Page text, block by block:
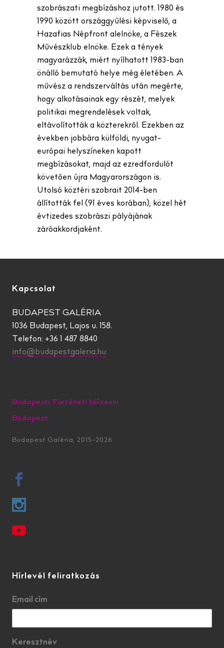
szobrászati megbízáshoz jutott. 1980 és
1990 között országgyűlési képviselő, a
Hazafias Népfront alelnöke, a Fészek
Művészklub elnöke. Ezek a tények
magyarázzák, miért nyílhatott 1983-ban
önálló bemutató helye még életében. A
művész a rendszerváltás után megérte,
hogy alkotásainak egy részét, melyek
politikai megrendelések voltak,
eltávolították a közterekről. Ezekben az
években jobbára külföldi, nyugat-
európai helyszíneken kapott
megbízásokat, majd az ezredfordulót
követően újra Magyarországon is.
Utolsó köztéri szobrait 2014-ben
állították fel (91 éves korában), közel hét
évtizedes szobrászi pályájának
záróakkordjaként.
Kapcsolat
BUDAPEST GALÉRIA
1036 Budapest, Lajos u. 158.
Telefon: +36 1 487 8840
info@budapestgaleria.hu
Budapesti Történeti Múzeum
Budapest
Budapest Galéria, 2015–2026
Hírlevél feliratkozás
Email cím
Keresztnév